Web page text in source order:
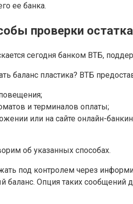
ее банка.
проверки остатка
сегодня банком ВТБ,
баланс пластика? ВТБ
и терминалов оплаты;
или на сайте онлайн-
об указанных способах.
под контролем через
баланс. Опция таких